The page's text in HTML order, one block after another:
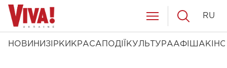
НОВИНИ ЗІРКИ КРАСА ПОДІЇ КУЛЬТУРААФІША КІНО
RU